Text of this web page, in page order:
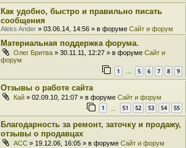
Как удобно, быстро и правильно писать
сообщения
Aleks Ander » 03.06.14, 14:56 » в форуме Сайт и форум
Материальная поддержка форума.
Олег Бритва » 30.11.11, 12:27 » в форуме Сайт и
форум
1 … 5 6 7 8 9
Отзывы о работе сайта
Кай » 02.09.10, 21:07 » в форуме Сайт и форум
1 51 52 53 54 55
Благодарность за ремонт, заточку и продажу,
отзывы о продавцах
ACC » 19.12.06, 16:05 » в форуме Сайт и форум